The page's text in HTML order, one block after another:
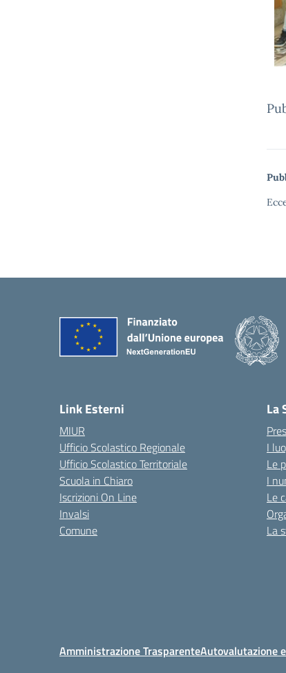
Link Esterni
MIUR
Ufficio Scolastico Regionale
Ufficio Scolastico Territoriale
Scuola in Chiaro
Iscrizioni On Line
Invalsi
Comune
La
I
Le
I
Le
La
Amministrazione TrasparenteAutovalutazione